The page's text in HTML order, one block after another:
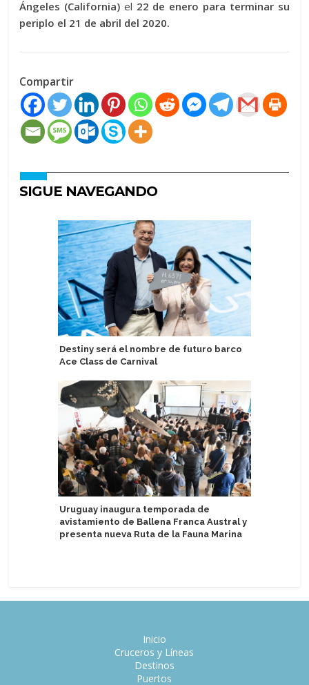
Ángeles (California) el 22 de enero para terminar su
periplo el 21 de abril del 2020.
Compartir
SIGUE NAVEGANDO
Destiny será el nombre de futuro barco
Ace Class de Carnival
Uruguay inaugura temporada de
avistamiento de Ballena Franca Austral y
presenta nueva Ruta de la Fauna Marina
Inicio
Cruceros y Líneas
Destinos
Puertos